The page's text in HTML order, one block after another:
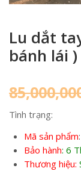
Lu dắt
bánh lái )
Tình trạng:
Mã sản phẩm:
Bảo hành: 6
Thương hiệu: